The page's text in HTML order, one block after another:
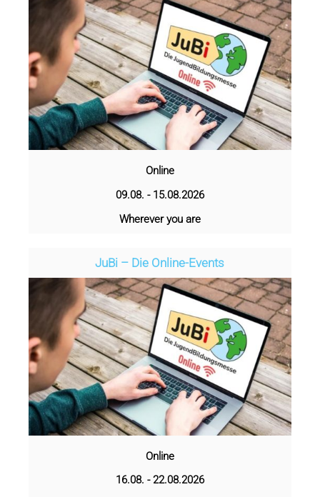
Online
09.08. - 15.08.2026
Wherever you are
JuBi – Die Online-Events
Online
16.08. - 22.08.2026